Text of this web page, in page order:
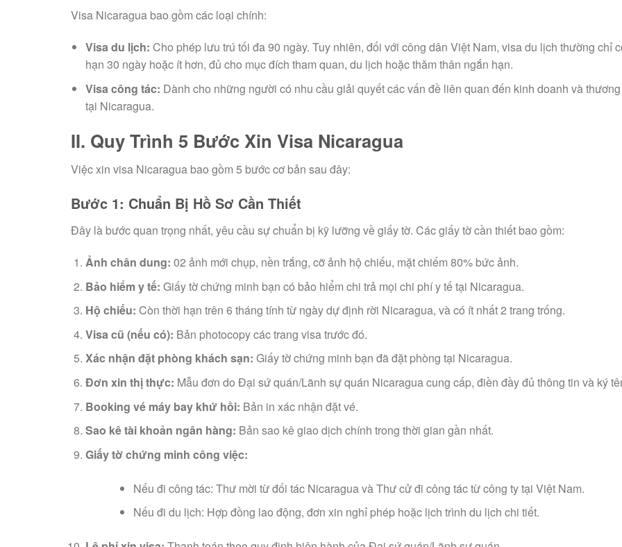
Visa Nicaragua bao gồm các loại chính:
Visa du lịch: Cho phép lưu trú tối đa 90 ngày. Tuy nhiên, đối với công dân Việt Nam, visa du lịch thường chỉ
hạn 30 ngày hoặc ít hơn, đủ cho mục đích tham quan, du lịch hoặc thăm thân ngắn hạn.
Visa công tác: Dành cho những người có nhu cầu giải quyết các vấn đề liên quan đến kinh doanh và
tại Nicaragua.
II. Quy Trình 5 Bước Xin Visa Nicaragua
Việc xin visa Nicaragua bao gồm 5 bước cơ bản sau đây:
Bước 1: Chuẩn Bị Hồ Sơ Cần Thiết
Đây là bước quan trọng nhất, yêu cầu sự chuẩn bị kỹ lưỡng về giấy tờ. Các giấy tờ cần thiết bao gồm:
Ảnh chân dung: 02 ảnh mới chụp, nền trắng, cỡ ảnh hộ chiếu, mặt chiếm 80% bức ảnh.
Bảo hiểm y tế: Giấy tờ chứng minh bạn có bảo hiểm chi trả mọi chi phí y tế tại Nicaragua.
Hộ chiếu: Còn thời hạn trên 6 tháng tính từ ngày dự định rời Nicaragua, và có ít nhất 2 trang trống.
Visa cũ (nếu có): Bản photocopy các trang visa trước đó.
Xác nhận đặt phòng khách sạn: Giấy tờ chứng minh bạn đã đặt phòng tại Nicaragua.
Đơn xin thị thực: Mẫu đơn do Đại sứ quán/Lãnh sự quán Nicaragua cung cấp, điền đầy đủ thông tin và ký
Booking vé máy bay khứ hồi: Bản in xác nhận đặt vé.
Sao kê tài khoản ngân hàng: Bản sao kê giao dịch chính trong thời gian gần nhất.
Giấy tờ chứng minh công việc:
Nếu đi công tác: Thư mời từ đối tác Nicaragua và Thư cử đi công tác từ công ty tại Việt Nam.
Nếu đi du lịch: Hợp đồng lao động, đơn xin nghỉ phép hoặc lịch trình du lịch chi tiết.